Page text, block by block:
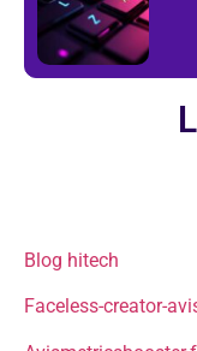
Blog hitech
Faceless-creator-